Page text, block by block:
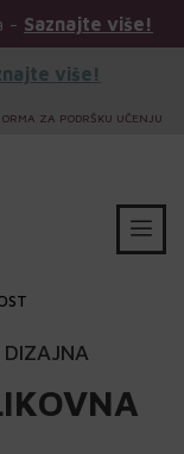
Upis bez
više!
ZA PODRŠKU UČENJU
DIZAJNA